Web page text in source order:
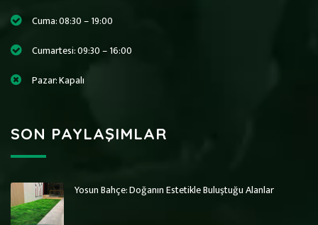
Cuma: 08:30 – 19:00
Cumartesi: 09:30 – 16:00
Pazar: Kapalı
SON PAYLAŞIMLAR
Yosun Bahçe: Doğanın Estetikle Buluştuğu Alanlar
Art Wall Moss
Art Wall Moss